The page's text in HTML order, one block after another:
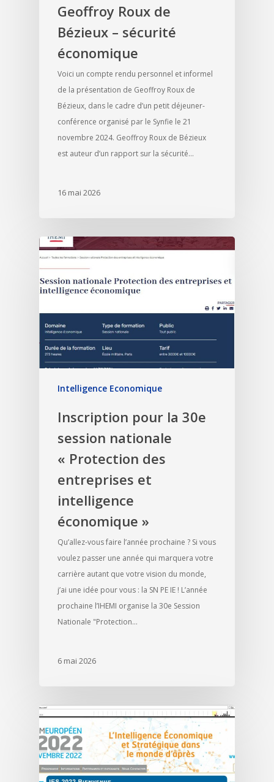
Geoffroy Roux de
Bézieux – sécurité
économique
Voici un compte rendu personnel et informel
de la présentation de Geoffroy Roux de
Bézieux, dans le cadre d’un petit déjeuner-
conférence organisé par le Synfie le 21
novembre 2024. Geoffroy Roux de Bézieux
est auteur d’un rapport sur la sécurité…
16 mai 2026
Intelligence Economique
Inscription pour la 30e
session nationale
« Protection des
entreprises et
intelligence
économique »
Qu’allez-vous faire l’année prochaine ? Si vous
voulez passer une année qui marquera votre
carrière autant que votre vision du monde,
j’ai une idée pour vous : la SN PE IE ! L’année
prochaine l’IHEMI organise la 30e Session
Nationale "Protection…
6 mai 2026